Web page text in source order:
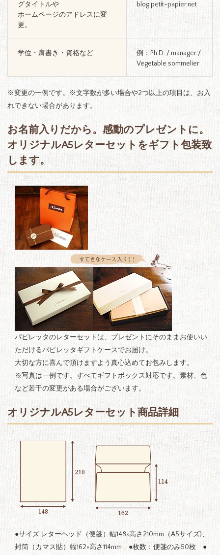
グタイトルや
ホームページのアドレスに変
更。
blog.petit-papier.net
学位・肩書き・資格など
例：Ph.D. / manager /
Vegetable sommelier
※変更の一例です。※文字数が多い場合や2つ以上の項目は、お入
れできない場合があります。
お名前入りだから。感動のプレゼントに。
オリジナルA5レターセットをギフト包装致
します。
パピレッタのレターセットは、プレゼントにそのままお使いい
ただけるパピレッタギフトケースでお届け。
大切な方に喜んで頂けますよう真心込めてお包みします。
※写真は一例です。すべてギフトボックス対応です。素材、色
など若干の変更がある場合がございます。
オリジナルA5レターセット商品詳細
●サイズ:レターヘッド（便箋）幅148×高さ210mm（A5サイズ)、
封筒（カマス貼）幅162×高さ114mm ●枚数：便箋のみ50枚 ●